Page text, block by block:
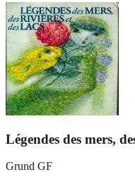
Légendes des mers,
Grund GF